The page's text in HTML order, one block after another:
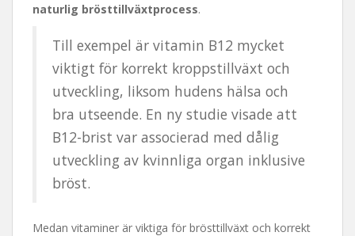
naturlig brösttillväxtprocess.
Till exempel är vitamin B12 mycket
viktigt för korrekt kroppstillväxt och
utveckling, liksom hudens hälsa och
bra utseende. En ny studie visade att
B12-brist var associerad med dålig
utveckling av kvinnliga organ inklusive
bröst.
Medan vitaminer är viktiga för brösttillväxt och korrekt